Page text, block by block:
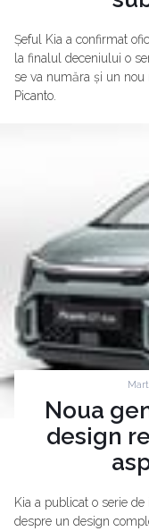
Șeful Kia a confirmat
la finalul deceniului o
se va număra și un
Picanto.
Noua
design
Kia a publicat o serie
despre un design